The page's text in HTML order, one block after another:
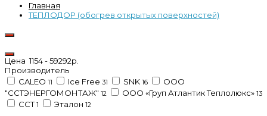
Главная
ТЕПЛОДОР (обогрев открытых поверхностей)
Цена1154-59292р.
Производитель
CALEO 11 Ice Free 31 SNK 16
ООО
"ССТЭНЕРГОМОНТАЖ" 12 ООО «Груп Атлантик Теплолюкс» 13
ССТ1 Эталон 12